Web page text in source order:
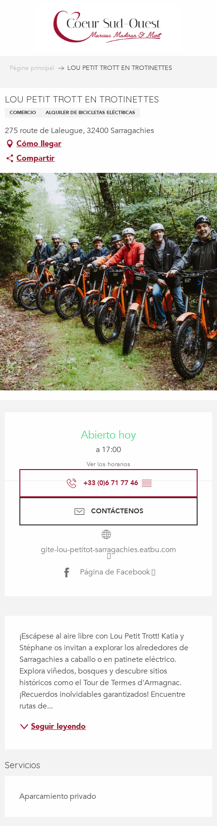
Página principal LOU PETIT TROTT EN TROTINETTES
LOU PETIT TROTT EN TROTINETTES
COMERCIO ALQUILER DE BICICLETAS ELÉCTRICAS
275 route de Laleugue, 32400 Sarragachies
Cómo llegar
Compartir
Abierto hoy
a 17:00
Ver los horarios
+33 (0)6 71 77 46 ▒▒
CONTÁCTENOS
gite-lou-petitot-sarragachies.eatbu.com
Página de Facebook
¡Escápese al aire libre con Lou Petit Trott! Katia y
Stéphane os invitan a explorar los alrededores de
Sarragachies a caballo o en patinete eléctrico.
Explora viñedos, bosques y descubre sitios
históricos como el Tour de Termes d'Armagnac.
¡Recuerdos inolvidables garantizados! Encuentre
rutas de...
Seguir leyendo
Servicios
Aparcamiento privado